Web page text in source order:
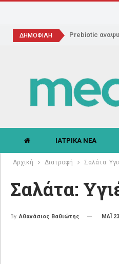
ΔΗΜΟΦΙΛΗ Prebiotic
ΙΑΤΡΙΚΑ ΝΕΑ
Αρχική Διατροφή Σαλάτα:
Σαλάτα:
By Αθανάσιος Βαθιώτης ΜΑΪ